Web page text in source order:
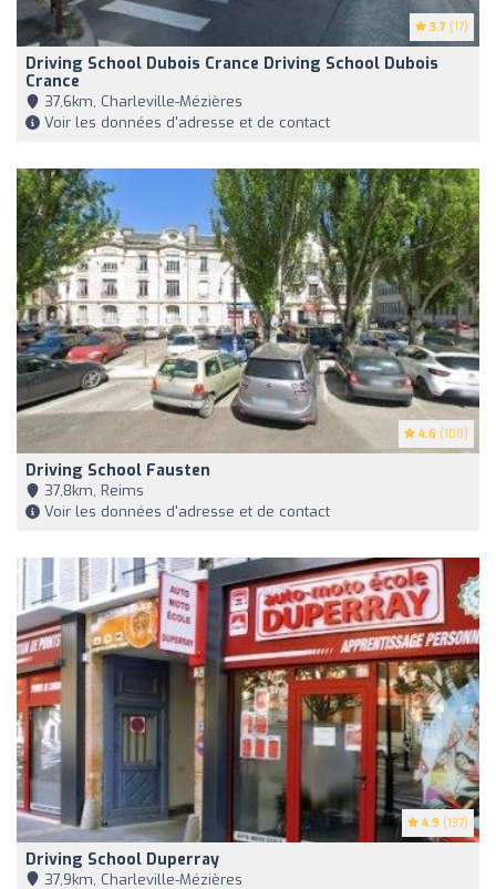
3.7 (17)
Driving School Dubois Crance Driving School Dubois
Crance
37,6km, Charleville-Mézières
Voir les données d'adresse et de contact
4.6 (108)
Driving School Fausten
37,8km, Reims
Voir les données d'adresse et de contact
4.9 (137)
Driving School Duperray
37,9km, Charleville-Mézières